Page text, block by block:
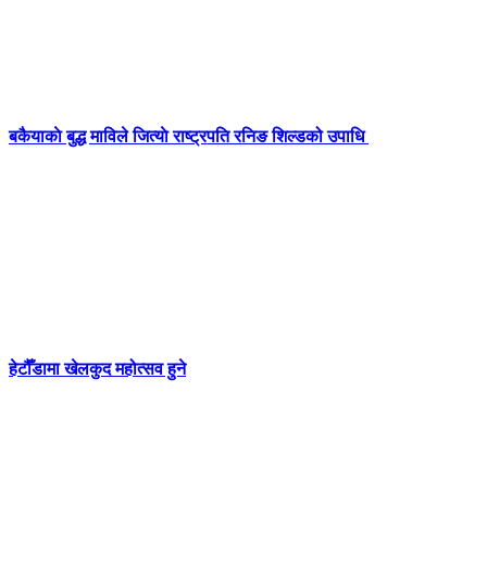
बकैयाकाे बुद्ध माविले जित्याे राष्ट्रपति रनिङ शिल्डको उपाधि
हेटौँडामा खेलकुद महोत्सव हुने